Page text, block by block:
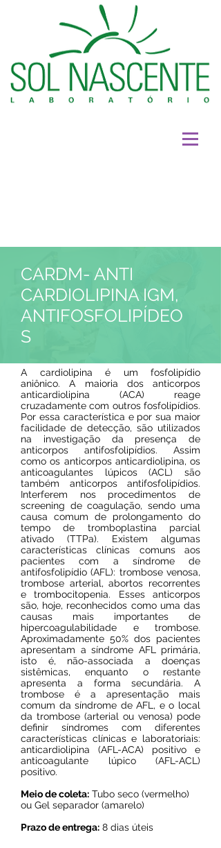
CARDM- ANTI
CARDIOLIPINA IGM,
ANTIFOSFOLIPÍDEO
S
A cardiolipina é um fosfolipídio
aniônico. A maioria dos anticorpos
anticardiolipina (ACA) reage
cruzadamente com outros fosfolipídios.
Por essa característica e por sua maior
facilidade de detecção, são utilizados
na investigação da presença de
anticorpos antifosfolipídios. Assim
como os anticorpos anticardiolipina, os
anticoagulantes lúpicos (ACL) são
também anticorpos antifosfolipídios.
Interferem nos procedimentos de
screening de coagulação, sendo uma
causa comum de prolongamento do
tempo de tromboplastina parcial
ativado (TTPa). Existem algumas
características clínicas comuns aos
pacientes com a síndrome de
antifosfolipídio (AFL): trombose venosa,
trombose arterial, abortos recorrentes
e trombocitopenia. Esses anticorpos
são, hoje, reconhecidos como uma das
causas mais importantes de
hipercoagulabilidade e trombose.
Aproximadamente 50% dos pacientes
apresentam a síndrome AFL primária,
isto é, não-associada a doenças
sistêmicas, enquanto o restante
apresenta a forma secundária. A
trombose é a apresentação mais
comum da síndrome de AFL, e o local
da trombose (arterial ou venosa) pode
definir síndromes com diferentes
características clínicas e laboratoriais:
anticardiolipina (AFL-ACA) positivo e
anticoagulante lúpico (AFL-ACL)
positivo.
Meio de coleta: Tubo seco (vermelho)
ou Gel separador (amarelo)
Prazo de entrega: 8 dias úteis